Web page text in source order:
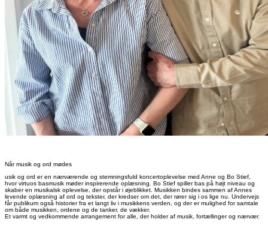
Når musik og ord mødes
usik og ord er en nærværende og stemningsfuld koncertoplevelse med Anne og Bo Stief,
hvor virtuos basmusik møder inspirerende oplæsning. Bo Stief spiller bas på højt niveau og
skaber en musikalsk oplevelse, der opstår i øjeblikket. Musikken bindes sammen af Annes
levende oplæsning af ord og tekster, der kredser om det, der rører sig i os lige nu. Undervejs
får publikum også historier fra et langt liv i musikkens verden, og der er mulighed for samtale
om både musikken, ordene og de tanker, de vækker.
Et varmt og vedkommende arrangement for alle, der holder af musik, fortællinger og nærvær.